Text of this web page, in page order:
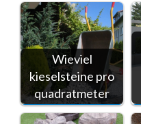
Wieviel
kieselsteine pro
quadratmeter